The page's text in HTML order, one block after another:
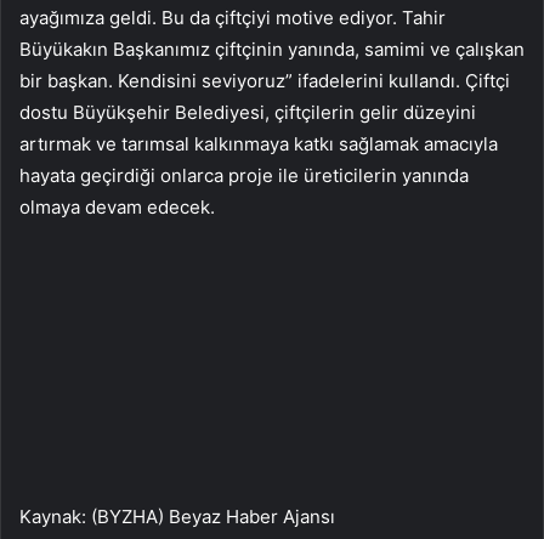
ayağımıza geldi. Bu da çiftçiyi motive ediyor. Tahir
Büyükakın Başkanımız çiftçinin yanında, samimi ve çalışkan
bir başkan. Kendisini seviyoruz” ifadelerini kullandı. Çiftçi
dostu Büyükşehir Belediyesi, çiftçilerin gelir düzeyini
artırmak ve tarımsal kalkınmaya katkı sağlamak amacıyla
hayata geçirdiği onlarca proje ile üreticilerin yanında
olmaya devam edecek.
Kaynak: (BYZHA) Beyaz Haber Ajansı